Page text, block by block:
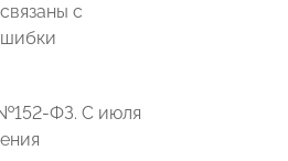
с
ФЗ. С июля